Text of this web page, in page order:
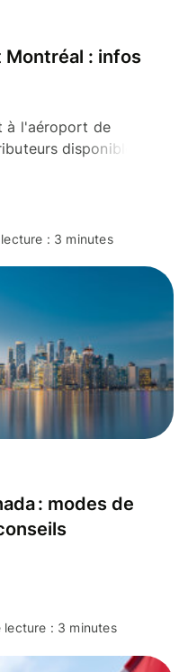
: infos
à l'aéroport de
disponibles, les
: 3 minutes
: modes de
lecture : 3 minutes